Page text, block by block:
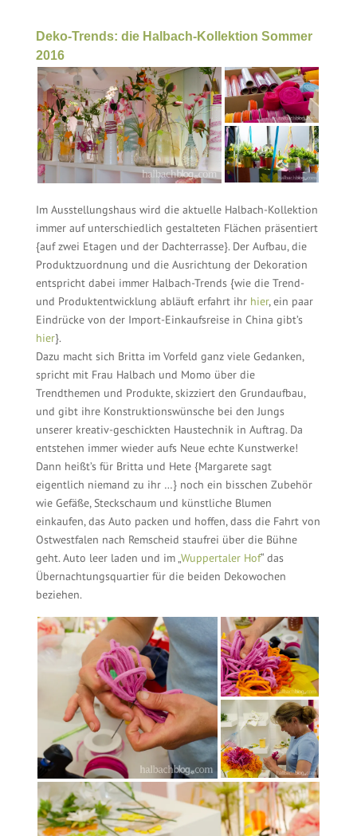
Deko-Trends: die Halbach-Kollektion Sommer
2016
Im Ausstellungshaus wird die aktuelle Halbach-Kollektion
immer auf unterschiedlich gestalteten Flächen präsentiert
{auf zwei Etagen und der Dachterrasse}. Der Aufbau, die
Produktzuordnung und die Ausrichtung der Dekoration
entspricht dabei immer Halbach-Trends {wie die Trend-
und Produktentwicklung abläuft erfahrt ihr hier, ein paar
Eindrücke von der Import-Einkaufsreise in China gibt’s
hier}.
Dazu macht sich Britta im Vorfeld ganz viele Gedanken,
spricht mit Frau Halbach und Momo über die
Trendthemen und Produkte, skizziert den Grundaufbau,
und gibt ihre Konstruktionswünsche bei den Jungs
unserer kreativ-geschickten Haustechnik in Auftrag. Da
entstehen immer wieder aufs Neue echte Kunstwerke!
Dann heißt’s für Britta und Hete {Margarete sagt
eigentlich niemand zu ihr …} noch ein bisschen Zubehör
wie Gefäße, Steckschaum und künstliche Blumen
einkaufen, das Auto packen und hoffen, dass die Fahrt von
Ostwestfalen nach Remscheid staufrei über die Bühne
geht. Auto leer laden und im „Wuppertaler Hof“ das
Übernachtungsquartier für die beiden Dekowochen
beziehen.